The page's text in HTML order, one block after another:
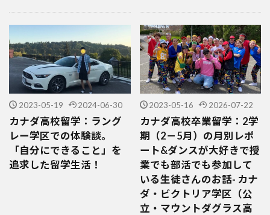
2023-05-19 2024-06-30
カナダ高校留学：ラング
レー学区での体験談。
「自分にできること」を
追求した留学生活！
2023-05-16 2026-07-22
カナダ高校卒業留学：2学
期（2－5月）の月別レポ
ート&ダンスが大好きで授
業でも部活でも参加して
いる生徒さんのお話- カナ
ダ・ビクトリア学区（公
立・マウントダグラス高